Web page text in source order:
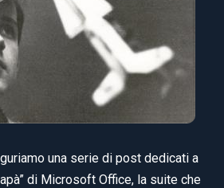
una serie di post dedicati a
di Microsoft Office, la suite che